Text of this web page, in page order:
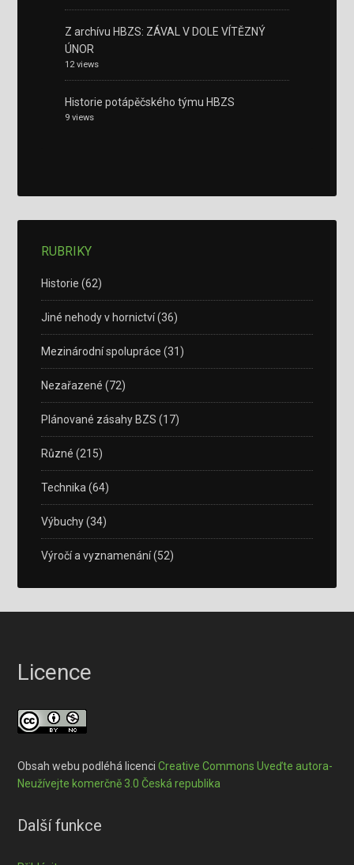
Z archívu HBZS: ZÁVAL V DOLE VÍTĚZNÝ
ÚNOR
12 views
Historie potápěčského týmu HBZS
9 views
RUBRIKY
Historie (62)
Jiné nehody v hornictví(36)
Mezinárodní spolupráce (31)
Nezařazené (72)
Plánované zásahy BZS (17)
Různé (215)
Technika (64)
Výbuchy(34)
Výročí a vyznamenání(52)
Licence
Obsah webu podléhá licenciCreative Commons Uveďte autora-
Neužívejte komerčně 3.0 Česká republika
Další funkce